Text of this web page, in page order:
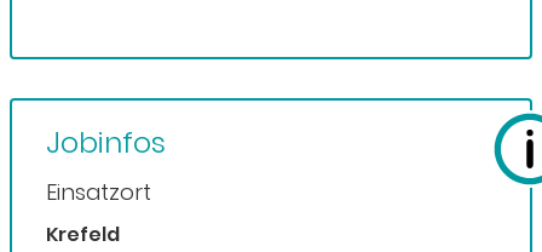
Jobinfos
Einsatzort
Krefeld